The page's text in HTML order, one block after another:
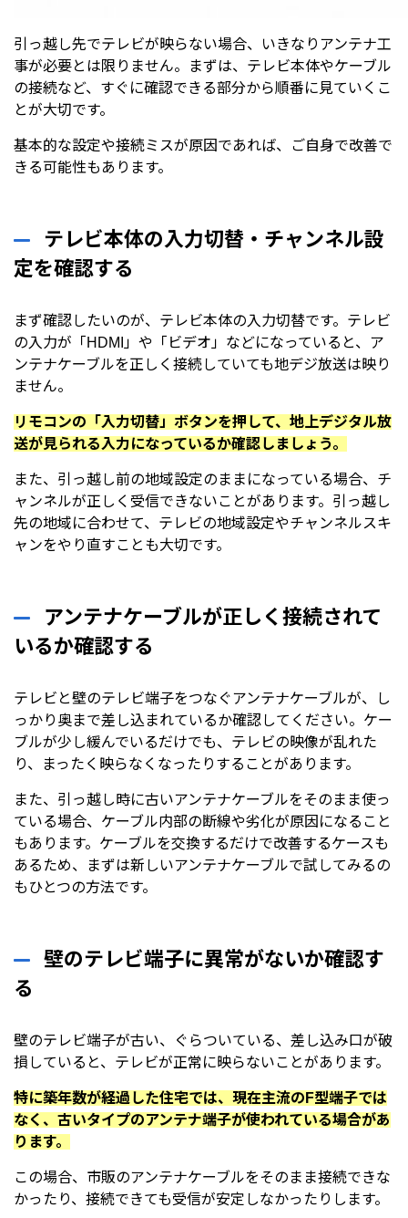
引っ越し先でテレビが映らない場合、いきなりアンテナ工
事が必要とは限りません。まずは、テレビ本体やケーブル
の接続など、すぐに確認できる部分から順番に見ていくこ
とが大切です。
基本的な設定や接続ミスが原因であれば、ご自身で改善で
きる可能性もあります。
テレビ本体の入力切替・チャンネル設
定を確認する
まず確認したいのが、テレビ本体の入力切替です。テレビ
の入力が「HDMI」や「ビデオ」などになっていると、ア
ンテナケーブルを正しく接続していても地デジ放送は映り
ません。
リモコンの「入力切替」ボタンを押して、地上デジタル放
送が見られる入力になっているか確認しましょう。
また、引っ越し前の地域設定のままになっている場合、チ
ャンネルが正しく受信できないことがあります。引っ越し
先の地域に合わせて、テレビの地域設定やチャンネルスキ
ャンをやり直すことも大切です。
アンテナケーブルが正しく接続されて
いるか確認する
テレビと壁のテレビ端子をつなぐアンテナケーブルが、し
っかり奥まで差し込まれているか確認してください。ケー
ブルが少し緩んでいるだけでも、テレビの映像が乱れた
り、まったく映らなくなったりすることがあります。
また、引っ越し時に古いアンテナケーブルをそのまま使っ
ている場合、ケーブル内部の断線や劣化が原因になること
もあります。ケーブルを交換するだけで改善するケースも
あるため、まずは新しいアンテナケーブルで試してみるの
もひとつの方法です。
壁のテレビ端子に異常がないか確認す
る
壁のテレビ端子が古い、ぐらついている、差し込み口が破
損していると、テレビが正常に映らないことがあります。
特に築年数が経過した住宅では、現在主流のF型端子では
なく、古いタイプのアンテナ端子が使われている場合があ
ります。
この場合、市販のアンテナケーブルをそのまま接続できな
かったり、接続できても受信が安定しなかったりします。